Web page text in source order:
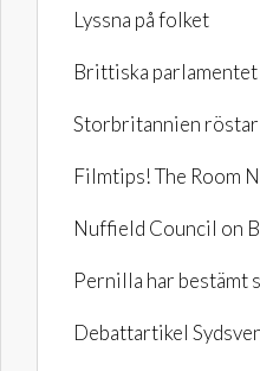
Lyssna på folket
Brittiska
Storbritannien
Filmtips! The Room
Nuffield Council on
Pernilla har bestämt
Debattartikel